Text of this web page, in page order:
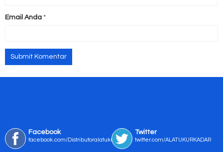
Email Anda *
Facebook
facebook.com/Distributoralatukur
Twitter
twitter.com/ALATUKURKADAR